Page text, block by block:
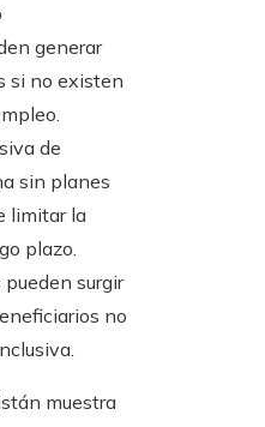
generar
si no existen
de
sin planes
limitar la
plazo.
surgir
no
muestra